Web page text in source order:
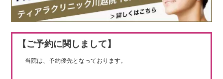
【ご予約に関しまして】
当院は、予約優先となっております。